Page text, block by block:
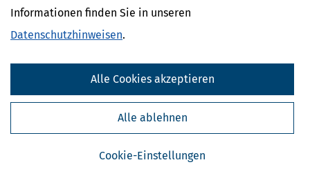
Informationen finden Sie in unseren
Datenschutzhinweisen.
Cookie-Einstellungen
Alle ablehnen
Alle Cookies akzeptieren
Kostenlose Steuertipps & News
Steuertipps Selbstständige
Ja, ich möchte die kostenlosen Newsletter
Datenschutzhinweisehabe ich gelesen.